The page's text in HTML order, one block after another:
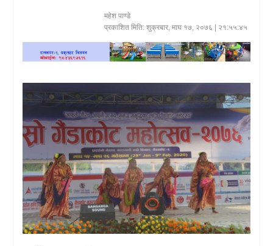
खेलकुद
प्रवास/
विश्व
रोचक
विचार/
अन्तर्वार्ता
महेश पाण्डे
प्रकाशित मिति: शुक्रबार, माघ १७, २०७६ | २१:५५:४५